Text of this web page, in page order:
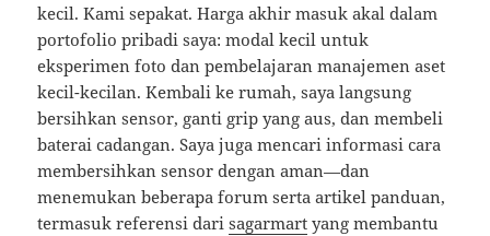
kecil. Kami sepakat. Harga akhir masuk akal dalam
portofolio pribadi saya: modal kecil untuk
eksperimen foto dan pembelajaran manajemen aset
kecil-kecilan. Kembali ke rumah, saya langsung
bersihkan sensor, ganti grip yang aus, dan membeli
baterai cadangan. Saya juga mencari informasi cara
membersihkan sensor dengan aman—dan
menemukan beberapa forum serta artikel panduan,
termasuk referensi darisagarmart yang membantu